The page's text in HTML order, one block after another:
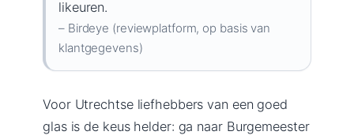
likeuren.
– Birdeye (reviewplatform, op basis van
klantgegevens)
Voor Utrechtse liefhebbers van een goed
glas is de keus helder: ga naar Burgemeester